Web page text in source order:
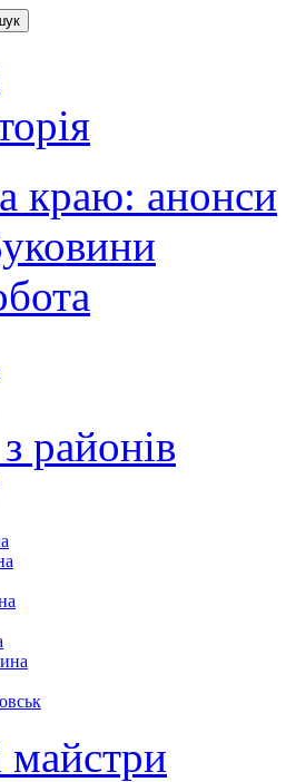
краю: анонси
районів
майстри